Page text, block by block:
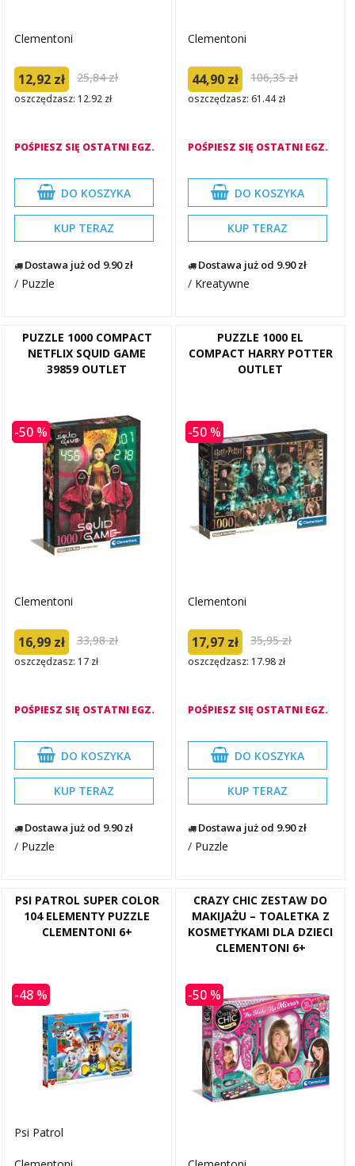
Clementoni
12,92 zł 25,84 zł
oszczędzasz: 12.92 zł
POŚPIESZ SIĘ OSTATNI EGZ.
DO KOSZYKA
KUP TERAZ
Dostawa już od 9.90 zł
/ Puzzle
Clementoni
44,90 zł 106,35 zł
oszczędzasz: 61.44 zł
POŚPIESZ SIĘ OSTATNI EGZ.
DO KOSZYKA
KUP TERAZ
Dostawa już od 9.90 zł
/ Kreatywne
PUZZLE 1000 COMPACT
NETFLIX SQUID GAME
39859 OUTLET
-50 %
Clementoni
16,99 zł 33,98 zł
oszczędzasz: 17 zł
POŚPIESZ SIĘ OSTATNI EGZ.
DO KOSZYKA
KUP TERAZ
Dostawa już od 9.90 zł
/ Puzzle
PUZZLE 1000 EL
COMPACT HARRY POTTER
OUTLET
-50 %
Clementoni
17,97 zł 35,95 zł
oszczędzasz: 17.98 zł
POŚPIESZ SIĘ OSTATNI EGZ.
DO KOSZYKA
KUP TERAZ
Dostawa już od 9.90 zł
/ Puzzle
PSI PATROL SUPER COLOR
104 ELEMENTY PUZZLE
CLEMENTONI 6+
-48 %
Psi Patrol
CRAZY CHIC ZESTAW DO
MAKIJAŻU – TOALETKA Z
KOSMETYKAMI DLA DZIECI
CLEMENTONI 6+
-50 %